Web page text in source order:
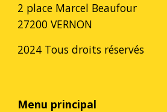
2 place Marcel Beaufour
27200 VERNON
2024 Tous droits réservés
Menu principal